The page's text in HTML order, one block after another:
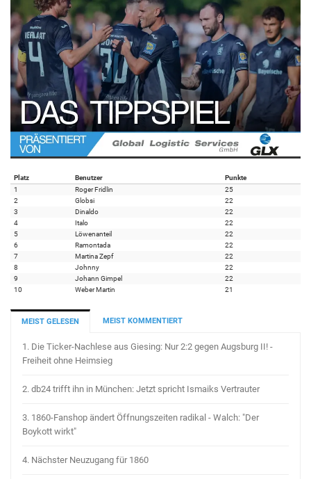
Platz Benutzer
Punkte
1
Roger Fridlin
25
2
Globsi
22
3
Dinaldo
22
4
Italo
22
5
Löwenanteil
22
6
Ramontada
22
7
Martina Zepf
22
8
Johnny
22
9
Johann Gimpel
22
10
Weber Martin 21
MEIST GELESEN MEIST KOMMENTIERT
1. Die Ticker-Nachlese aus Giesing: Nur 2:2 gegen Augsburg II! -
Freiheit ohne Heimsieg
2. db24 trifft ihn in München: Jetzt spricht Ismaiks Vertrauter
3. 1860-Fanshop ändert Öffnungszeiten radikal - Walch: "Der
Boykott wirkt"
4. Nächster Neuzugang für 1860